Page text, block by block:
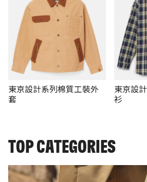
東京設計系列棉質工裝外
套
東京設
衫
TOP CATEGORIES